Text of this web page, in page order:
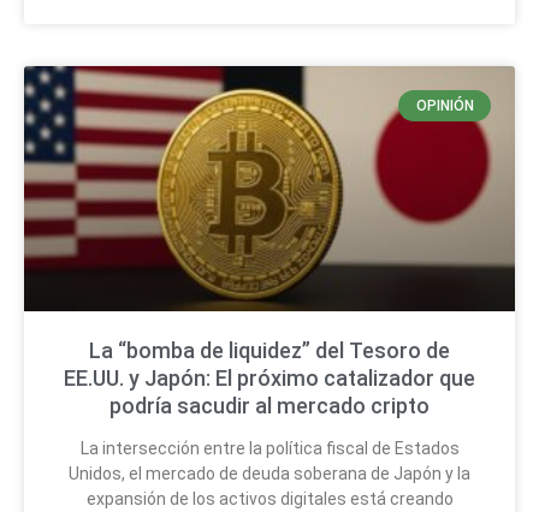
OPINIÓN
La “bomba de liquidez” del Tesoro de
EE.UU. y Japón: El próximo catalizador que
podría sacudir al mercado cripto
La intersección entre la política fiscal de Estados
Unidos, el mercado de deuda soberana de Japón y la
expansión de los activos digitales está creando